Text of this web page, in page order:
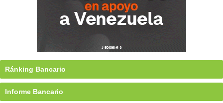
Ránking Bancario
Informe Bancario